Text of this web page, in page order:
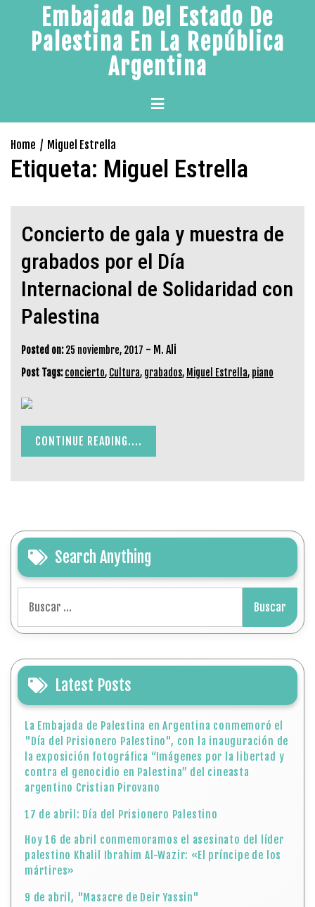
content
Embajada Del Estado De
Palestina En La República
Argentina
Primary
Menu
Home Miguel Estrella
Etiqueta: Miguel Estrella
Concierto de gala y muestra de
grabados por el Día
Internacional de Solidaridad con
Palestina
Posted on: 25 noviembre, 2017 - M. Ali
Post Tags:concierto, Cultura, grabados, Miguel Estrella, piano
CONTINUE READING....
Search Anything
Latest Posts
La Embajada de Palestina en Argentina conmemoró el
"Día del Prisionero Palestino", con la inauguración de
la exposición fotográfica “Imágenes por la libertad y
contra el genocidio en Palestina” del cineasta
argentino Cristian Pirovano
17 de abril: Día del Prisionero Palestino
Hoy 16 de abril conmemoramos el asesinato del líder
palestino Khalil Ibrahim Al-Wazir: «El príncipe de los
mártires»
9 de abril, "Masacre de Deir Yassin"